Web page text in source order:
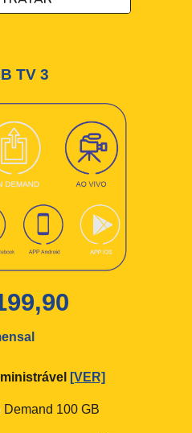
TV3
[VER]
Demand 100 GB